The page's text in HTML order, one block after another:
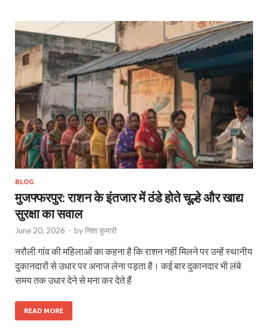
BLOG
मुजफ्फरपुर: राशन के इंतजार में ठंडे होते चूल्हे और खाद्य
सुरक्षा का सवाल
June 20, 2026 - byनिशा कुमारी
नरौली गांव की महिलाओं का कहना है कि राशन नहीं मिलने पर उन्हें स्थानीय
दुकानदारों से उधार पर अनाज लेना पड़ता है। कई बार दुकानदार भी लंबे
समय तक उधार देने से मना कर देते हैं
READ MORE